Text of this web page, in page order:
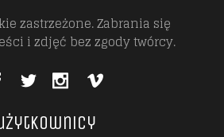
zastrzeżone. Zabrania się
i zdjęć bez zgody twórcy.